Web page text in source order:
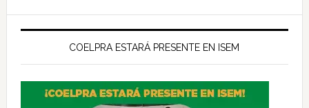
COELPRA ESTARÁ PRESENTE EN ISEM